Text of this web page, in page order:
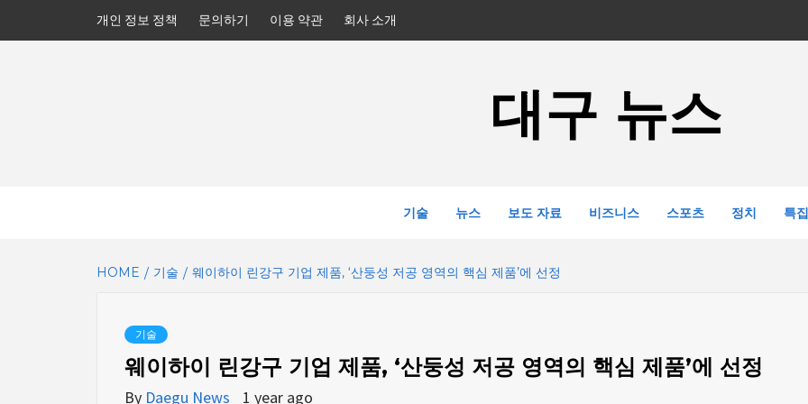
개인 정보 정책 문의하기 이용 약관 회사 소개
대구 뉴스
기술 뉴스 보도 자료 비즈니스 스포츠 정치 특집
HOME 기술 웨이하이 린강구 기업 제품, ‘산둥성 저공 영역의 핵심 제품’에 선정
기술
웨이하이 린강구 기업 제품, ‘산둥성 저공 영역의 핵심 제품’에 선정
By Daegu News 1 year ago